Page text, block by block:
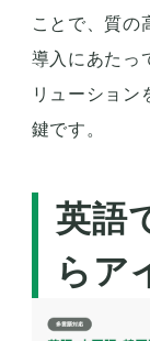
ことで、質の
導入にあたっ
リューション
鍵です。
英語
らア